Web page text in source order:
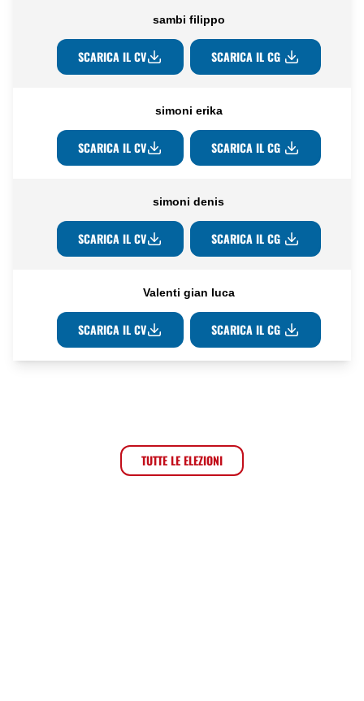
sambi filippo
SCARICA IL CV SCARICA IL CG
simoni erika
SCARICA IL CV SCARICA IL CG
simoni denis
SCARICA IL CV SCARICA IL CG
Valenti gian luca
SCARICA IL CV SCARICA IL CG
TUTTE LE ELEZIONI